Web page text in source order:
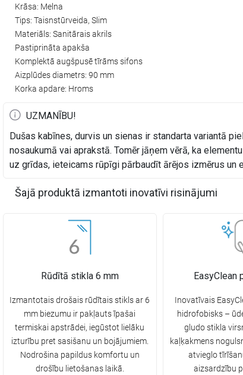
Krāsa: Melna
Tips: Taisnstūrveida, Slim
Materiāls: Sanitārais akrils
Pastiprināta apakša
Komplektā augšpusē tīrāms sifons
Aizplūdes diametrs: 90 mm
Korka apdare: Hroms
UZMANĪBU!
Dušas kabīnes, durvis un sienas ir standarta variantā
nosaukumā vai aprakstā. Tomēr jāņem vērā, ka
uz grīdas, ieteicams rūpīgi pārbaudīt ārējos izmērus un
Šajā produktā izmantoti inovatīvi risinājumi
Rūdītā stikla 6 mm
Izmantotais drošais rūdītais stikls ar 6
mm biezumu ir pakļauts īpašai
termiskai apstrādei, iegūstot lielāku
izturību pret sasišanu un bojājumiem.
Nodrošina papildus komfortu un
drošību lietošanas laikā.
EasyClean
Inovatīvais
hidrofobisks –
gludo stikla
kaļķakmens
atvieglo
aizsardzību